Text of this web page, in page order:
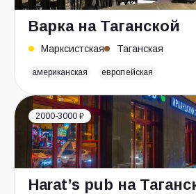
Варка на Таганской
Марксистская Таганская
американская европейская
2000-3000 ₽
Harat’s pub на